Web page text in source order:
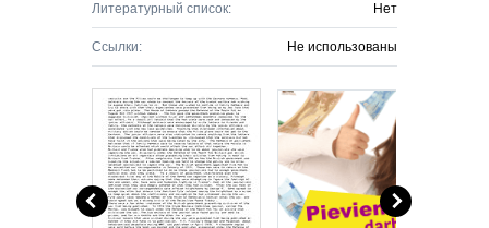
Литературный список: Нет
Ссылки: Не использованы